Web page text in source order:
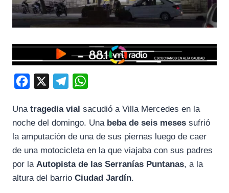
c
e
b
l
e
g
a
t
s
p
Una tragedia vial sacudió a Villa Mercedes en la
noche del domingo. Una beba de seis meses sufrió
la amputación de una de sus piernas luego de caer
de una motocicleta en la que viajaba con sus padres
por la Autopista de las Serranías Puntanas, a la
altura del barrio Ciudad Jardín.